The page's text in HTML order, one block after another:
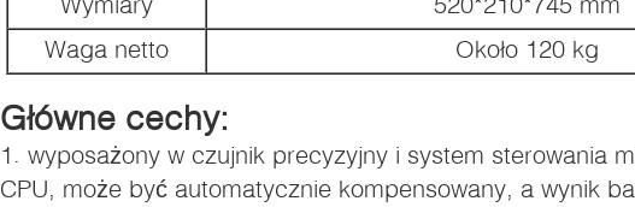
Waga netto
Około 120 kg
Główne cechy:
1. wyposażony w czujnik precyzyjny i system sterowania
CPU, może być automatycznie kompensowany, a wynik